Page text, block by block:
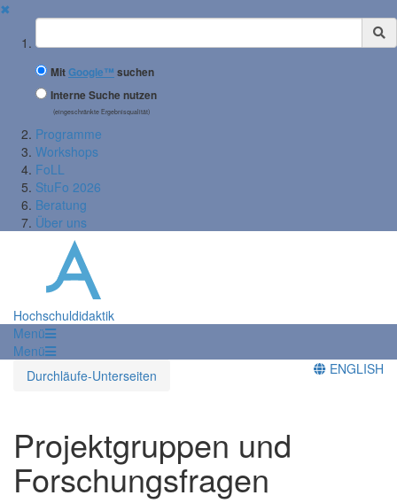
✖
Suchbegriff
MitGoogle™ suchen
Interne Suche nutzen
(eingeschränkte Ergebnisqualität)
Programme
Workshops
FoLL
StuFo 2026
Beratung
Über uns
Hochschuldidaktik
Menü
Menü
Durchläufe-Unterseiten
ENGLISH
Projektgruppen und
Forschungsfragen